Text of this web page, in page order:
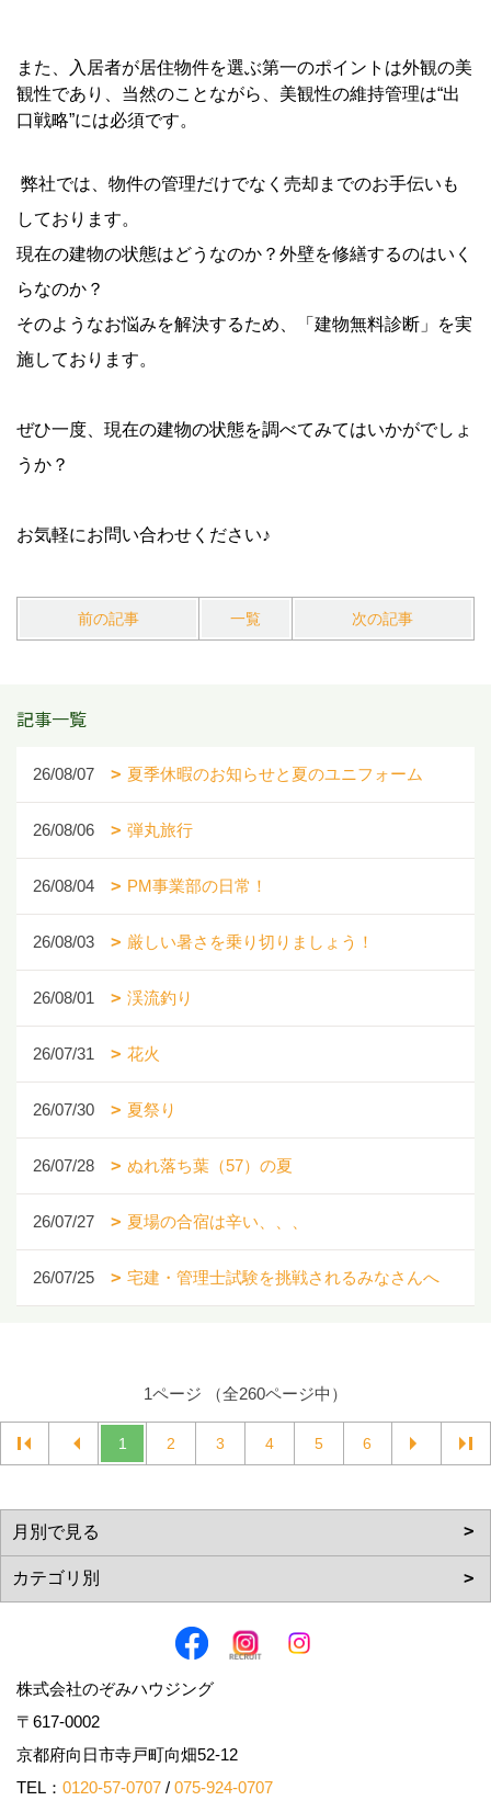
また、入居者が居住物件を選ぶ第一のポイントは外観の美
観性であり、当然のことながら、美観性の維持管理は“出
口戦略”には必須です。
弊社では、物件の管理だけでなく売却までのお手伝いも
しております。
現在の建物の状態はどうなのか？外壁を修繕するのはいく
らなのか？
そのようなお悩みを解決するため、「建物無料診断」を実
施しております。
ぜひ一度、現在の建物の状態を調べてみてはいかがでしょ
うか？
お気軽にお問い合わせください♪
前の記事 一覧 次の記事
記事一覧
26/08/07 夏季休暇のお知らせと夏のユニフォーム
26/08/06 弾丸旅行
26/08/04 PM事業部の日常！
26/08/03 厳しい暑さを乗り切りましょう！
26/08/01 渓流釣り
26/07/31 花火
26/07/30 夏祭り
26/07/28 ぬれ落ち葉（57）の夏
26/07/27 夏場の合宿は辛い、、、
26/07/25 宅建・管理士試験を挑戦されるみなさんへ
1ページ （全260ページ中）
1 2 3 4 5 6
株式会社のぞみハウジング
〒617-0002
京都府向日市寺戸町向畑52-12
TEL： 0120-57-0707 / 075-924-0707